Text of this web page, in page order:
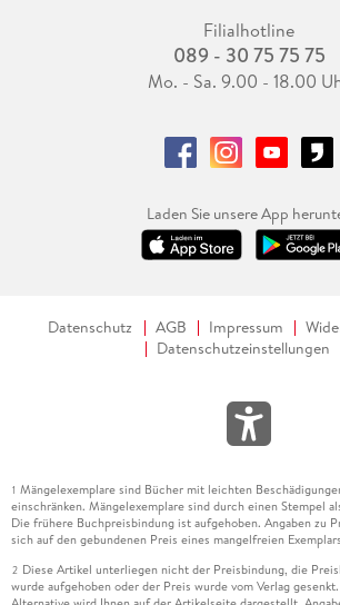
Filialhotline
089 - 30 75 75 75
Mo. - Sa. 9.00 - 18.00
Laden Sie unsere App
Datenschutz AGB Impressum
Datenschutzeinstellungen
1 Mängelexemplare sind Bücher mit leichten
einschränken. Mängelexemplare sind durch einen Stempel
Die frühere Buchpreisbindung ist aufgehoben. Angaben zu
sich auf den gebundenen Preis eines mangelfreien
2 Diese Artikel unterliegen nicht der Preisbindung, die
wurde aufgehoben oder der Preis wurde vom Verlag